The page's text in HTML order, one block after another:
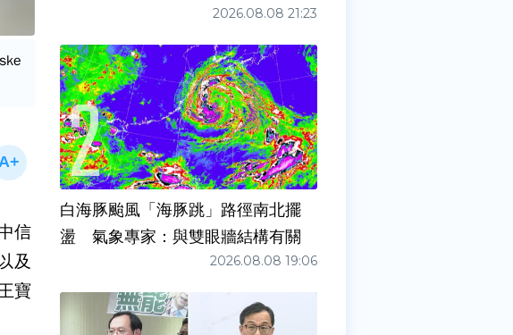
信
及
寶
2026.08.08 21:23
白海豚颱風「海豚跳」路徑南北擺
盪 氣象專家：與雙眼牆結構有關
2026.08.08 19:06